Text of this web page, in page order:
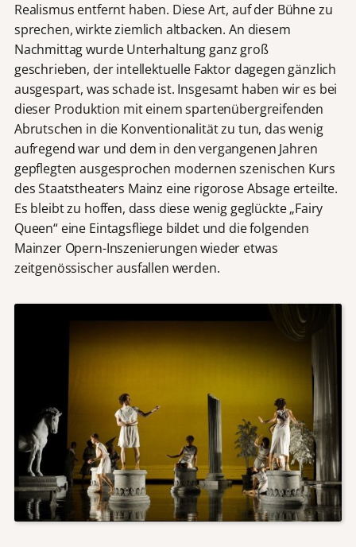
Realismus entfernt haben. Diese Art, auf der Bühne zu
sprechen, wirkte ziemlich altbacken. An diesem
Nachmittag wurde Unterhaltung ganz groß
geschrieben, der intellektuelle Faktor dagegen gänzlich
ausgespart, was schade ist. Insgesamt haben wir es bei
dieser Produktion mit einem spartenübergreifenden
Abrutschen in die Konventionalität zu tun, das wenig
aufregend war und dem in den vergangenen Jahren
gepflegten ausgesprochen modernen szenischen Kurs
des Staatstheaters Mainz eine rigorose Absage erteilte.
Es bleibt zu hoffen, dass diese wenig geglückte „Fairy
Queen“ eine Eintagsfliege bildet und die folgenden
Mainzer Opern-Inszenierungen wieder etwas
zeitgenössischer ausfallen werden.